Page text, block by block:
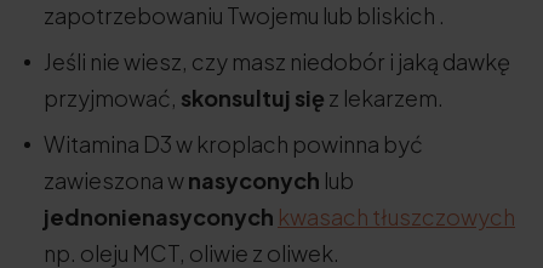
zapotrzebowaniu Twojemu lub bliskich .
Jeśli nie wiesz, czy masz niedobór i jaką dawkę
przyjmować, skonsultuj się z lekarzem.
Witamina D3 w kroplach powinna być
zawieszona wnasyconych lub
jednonienasyconych kwasach tłuszczowych
np. oleju MCT, oliwie z oliwek.